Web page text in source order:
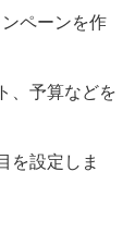
ペーンを作
、予算などを
を設定しま